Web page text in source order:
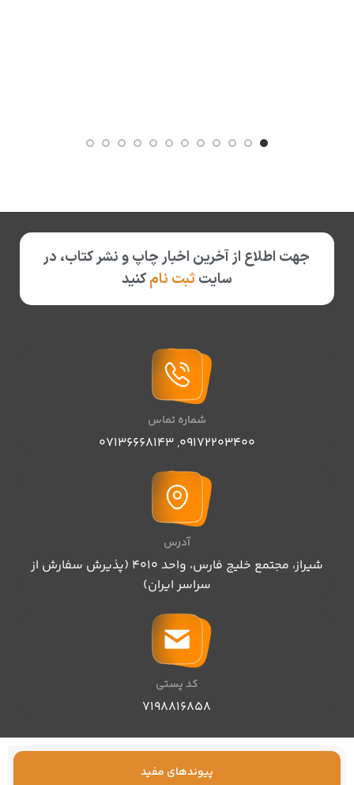
جهت اطلاع از آخرین اخبار چاپ و نشر کتاب، در
سایت ثبت نامکنید
شماره تماس
09172203400
,
07136668143
آدرس
شیراز، مجتمع خلیج فارس، واحد ۴۰۱۰ (پذیرش سفارش از
سراسر ایران)
کد پستی
۷۱۹۸۸۱۶۸۵۸
پیوندهای مفید